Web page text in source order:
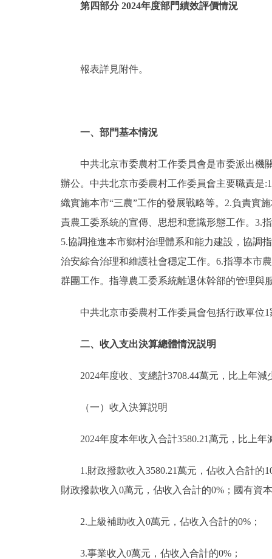
第四部分 2024年度部門績效評價情況
報表詳見附件。
一、部門基本情況
中共北京市委農村工作委員會是市委派出機
辦公。中共北京市委農村工作委員會主要職責是
織實施本市“三農”工作的發展戰略等。2.負責實
責農工委系統的宣傳、思想和意識形態工作。3.
5.協調推進本市鄉村治理體系和能力建設，協調
治安綜合治理和維護社會穩定工作。6.指導本市
群團工作。指導農工委系統離退休幹部的管理與
中共北京市委農村工作委員會包括行政單位
二、收入支出決算總體情況説明
2024年度收、支總計3708.44萬元，比上年減
（一）收入決算説明
2024年度本年收入合計3580.21萬元，比上年
1.財政撥款收入3580.21萬元，佔收入合計的
財政撥款收入0萬元，佔收入合計的0%；國有資
2.上級補助收入0萬元，佔收入合計的0%；
3.事業收入0萬元，佔收入合計的0%；